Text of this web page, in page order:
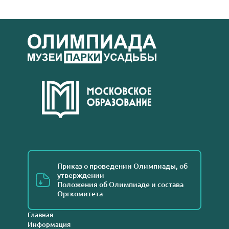
Приказ о проведении Олимпиады, об
утверждении
Положения об Олимпиаде и состава
Оргкомитета
Главная
Информация